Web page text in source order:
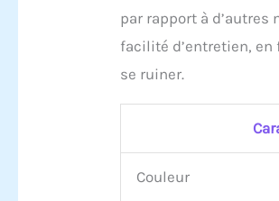
par rapport à
facilité d’entretien,
se ruiner.
Couleur